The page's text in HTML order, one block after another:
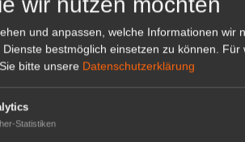
und anpassen, welche Informationen wir
bestmöglich einsetzen zu können. Für
bitte unsere Datenschutzerklärung
Statistiken